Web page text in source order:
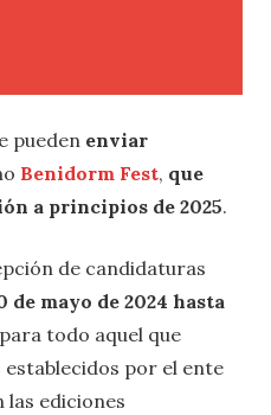
pueden enviar
Benidorm Fest, que
a principios de 2025.
de candidaturas
de mayo de 2024 hasta
para todo aquel que
por el ente
las ediciones